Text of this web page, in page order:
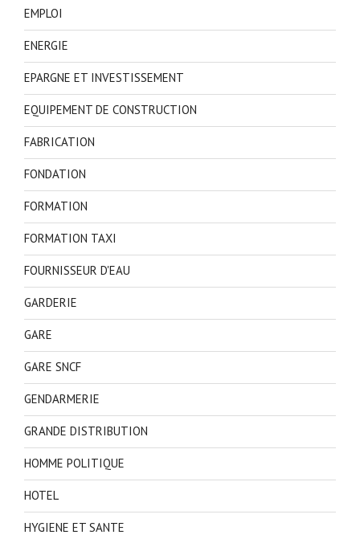
EMPLOI
ENERGIE
EPARGNE ET INVESTISSEMENT
EQUIPEMENT DE CONSTRUCTION
FABRICATION
FONDATION
FORMATION
FORMATION TAXI
FOURNISSEUR D'EAU
GARDERIE
GARE
GARE SNCF
GENDARMERIE
GRANDE DISTRIBUTION
HOMME POLITIQUE
HOTEL
HYGIENE ET SANTE